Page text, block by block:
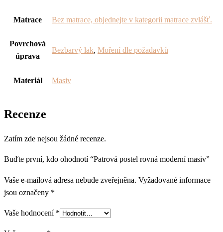
Matrace Bez matrace, objednejte v kategorii matrace zvlášť.
Povrchová
úprava
Bezbarvý lak, Moření dle požadavků
Materiál Masiv
Recenze
Zatím zde nejsou žádné recenze.
Buďte první, kdo ohodnotí “Patrová postel rovná moderní masiv”
Vaše e-mailová adresa nebude zveřejněna. Vyžadované informace
jsou označeny *
Vaše hodnocení *